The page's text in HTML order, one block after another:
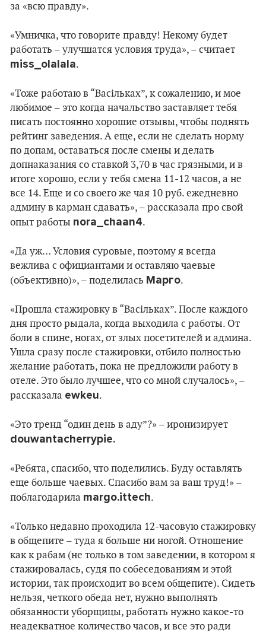
за «всю правду».
«Умничка, что говорите правду! Некому будет
работать – улучшатся условия труда», – считает
miss_olalala.
«Тоже работаю в “Васільках”, к сожалению, и мое
любимое – это когда начальство заставляет тебя
писать постоянно хорошие отзывы, чтобы поднять
рейтинг заведения. А еще, если не сделать норму
по допам, оставаться после смены и делать
допнаказания со ставкой 3,70 в час грязными, и в
итоге хорошо, если у тебя смена 11-12 часов, а не
все 14. Еще и со своего же чая 10 руб. ежедневно
админу в карман сдавать», – рассказала про свой
опыт работы nora_chaan4.
«Да уж… Условия суровые, поэтому я всегда
вежлива с официантами и оставляю чаевые
(объективно)», – поделилась Марго.
«Прошла стажировку в “Васільках”. После каждого
дня просто рыдала, когда выходила с работы. От
боли в спине, ногах, от злых посетителей и админа.
Ушла сразу после стажировки, отбило полностью
желание работать, пока не предложили работу в
отеле. Это было лучшее, что со мной случалось», –
рассказала ewkeu.
«Это тренд “один день в аду”?» – иронизирует
douwantacherrypie.
«Ребята, спасибо, что поделились. Буду оставлять
еще больше чаевых. Спасибо вам за ваш труд!» –
поблагодарила margo.ittech.
«Только недавно проходила 12-часовую стажировку
в общепите – туда я больше ни ногой. Отношение
как к рабам (не только в том заведении, в котором я
стажировалась, судя по собеседованиям и этой
истории, так происходит во всем общепите). Сидеть
нельзя, четкого обеда нет, нужно выполнять
обязанности уборщицы, работать нужно какое-то
неадекватное количество часов, и все это ради